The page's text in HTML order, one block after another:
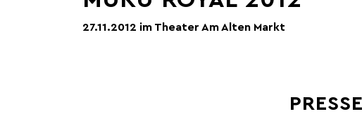
27.11.2012 im Theater Am Alten Markt
PRESSE